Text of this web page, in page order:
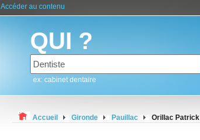
Accéder au contenu
QUI ?
ex: cabinet dentaire
Accueil Gironde Pauillac Orillac Patrick